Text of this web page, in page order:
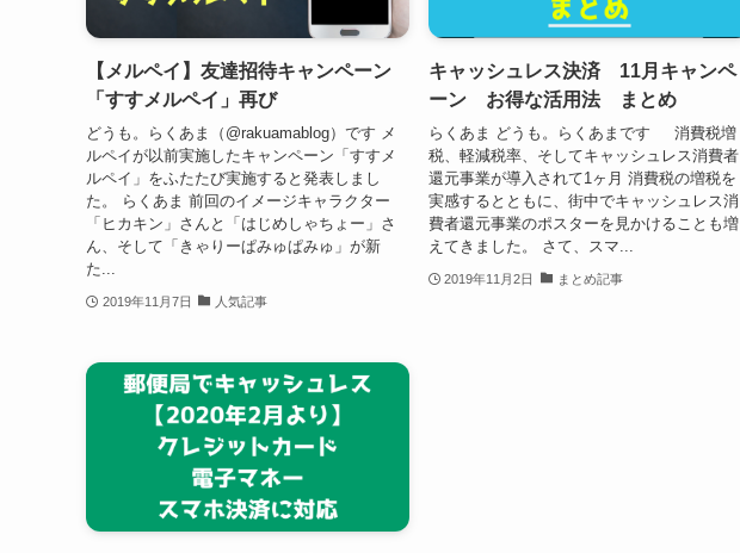
【メルペイ】友達招待キャンペーン
「すすメルペイ」再び
どうも。らくあま（@rakuamablog）です メ
ルペイが以前実施したキャンペーン「すすメ
ルペイ」をふたたび実施すると発表しまし
た。 らくあま 前回のイメージキャラクター
「ヒカキン」さんと「はじめしゃちょー」さ
ん、そして「きゃりーぱみゅぱみゅ」が新
た...
2019年11月7日 人気記事
キャッシュレス決済 11月キャンペ
ーン お得な活用法 まとめ
らくあま どうも。らくあまです 消費税増
税、軽減税率、そしてキャッシュレス消費者
還元事業が導入されて1ヶ月 消費税の増税を
実感するとともに、街中でキャッシュレス消
費者還元事業のポスターを見かけることも増
えてきました。 さて、スマ...
2019年11月2日 まとめ記事